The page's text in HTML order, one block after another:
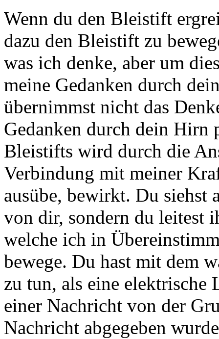
Wenn du den Bleistift
dazu den Bleistift zu
was ich denke, aber um
meine Gedanken durch
übernimmst nicht das
Gedanken durch dein Hirn
Bleistifts wird durch die
Verbindung mit meiner
ausübe, bewirkt. Du siehst
von dir, sondern du leitest
welche ich in
bewege. Du hast mit dem
zu tun, als eine
einer Nachricht von der
Nachricht abgegeben